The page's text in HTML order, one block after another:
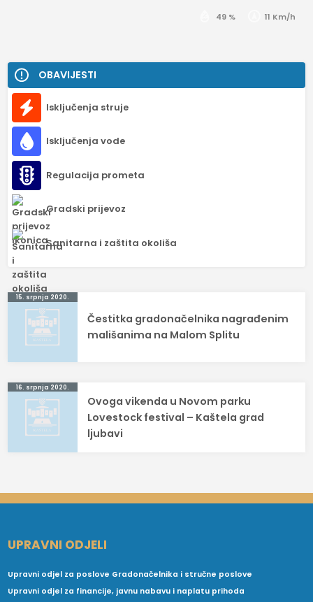
49 % 11 Km/h
OBAVIJESTI
Isključenja struje
Isključenja vode
Regulacija prometa
Gradski prijevoz
Sanitarna i zaštita okoliša
Navigacija
objava
15. srpnja 2020.
Čestitka gradonačelnika nagrađenim
mališanima na Malom Splitu
16. srpnja 2020.
Ovoga vikenda u Novom parku
Lovestock festival – Kaštela grad
ljubavi
UPRAVNI ODJELI
Upravni odjel za poslove Gradonačelnika i stručne poslove
Upravni odjel za financije, javnu nabavu i naplatu prihoda